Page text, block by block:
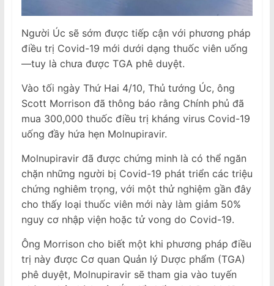
Người Úc sẽ sớm được tiếp cận với phương pháp
điều trị Covid-19 mới dưới dạng thuốc viên uống
—tuy là chưa được TGA phê duyệt.
Vào tối ngày Thứ Hai 4/10, Thủ tướng Úc, ông
Scott Morrison đã thông báo rằng Chính phủ đã
mua 300,000 thuốc điều trị kháng virus Covid-19
uống đầy hứa hẹn Molnupiravir.
Molnupiravir đã được chứng minh là có thể ngăn
chặn những người bị Covid-19 phát triển các triệu
chứng nghiêm trọng, với một thử nghiệm gần đây
cho thấy loại thuốc viên mới này làm giảm 50%
nguy cơ nhập viện hoặc tử vong do Covid-19.
Ông Morrison cho biết một khi phương pháp điều
trị này được Cơ quan Quản lý Dược phẩm (TGA)
phê duyệt, Molnupiravir sẽ tham gia vào tuyến